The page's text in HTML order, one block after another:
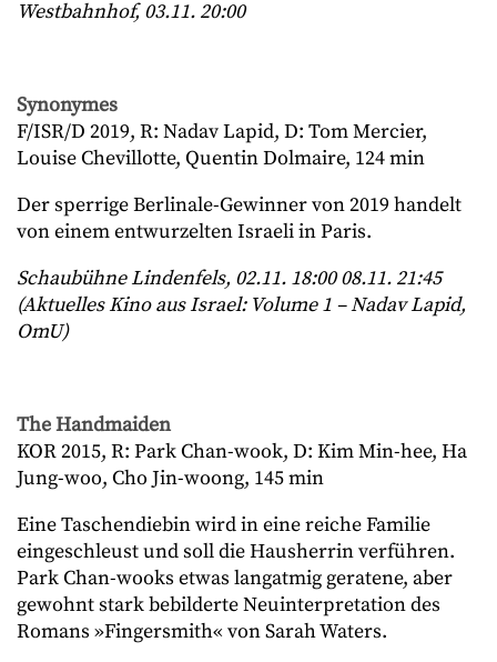
Westbahnhof, 03.11. 20:00
Synonymes
F/ISR/D 2019, R: Nadav Lapid, D: Tom Mercier,
Louise Chevillotte, Quentin Dolmaire, 124 min
Der sperrige Berlinale-Gewinner von 2019 handelt
von einem entwurzelten Israeli in Paris.
Schaubühne Lindenfels, 02.11. 18:00 08.11. 21:45
(Aktuelles Kino aus Israel: Volume 1 – Nadav Lapid,
OmU)
The Handmaiden
KOR 2015, R: Park Chan-wook, D: Kim Min-hee, Ha
Jung-woo, Cho Jin-woong, 145 min
Eine Taschendiebin wird in eine reiche Familie
eingeschleust und soll die Hausherrin verführen.
Park Chan-wooks etwas langatmig geratene, aber
gewohnt stark bebilderte Neuinterpretation des
Romans »Fingersmith« von Sarah Waters.